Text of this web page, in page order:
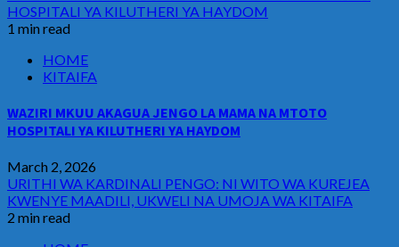
HOSPITALI YA KILUTHERI YA HAYDOM
1 min read
HOME
KITAIFA
WAZIRI MKUU AKAGUA JENGO LA MAMA NA MTOTO
HOSPITALI YA KILUTHERI YA HAYDOM
March 2, 2026
URITHI WA KARDINALI PENGO: NI WITO WA KUREJEA
KWENYE MAADILI, UKWELI NA UMOJA WA KITAIFA
2 min read